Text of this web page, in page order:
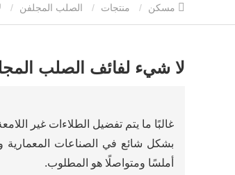
منتجات الصلب المجلفن
لا شيء لفائف الصلب
غالبًا ما يتم تفضيل الطلاءات غير
بشكل شائع في الصناعات
أملسًا ومتواصلًا هو المطلوب.